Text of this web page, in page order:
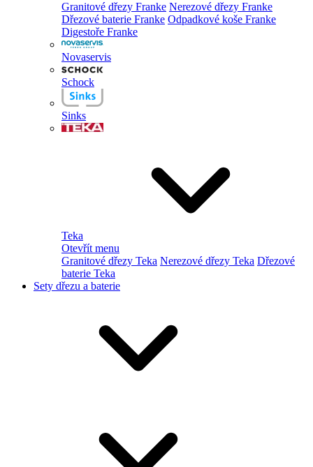
Granitové dřezy Franke Nerezové dřezy Franke
Dřezové baterie Franke Odpadkové koše Franke
Digestoře Franke
Novaservis
Schock
Sinks
Teka
Otevřít menu
Granitové dřezy Teka Nerezové dřezy Teka Dřezové
baterie Teka
Sety dřezu a baterie